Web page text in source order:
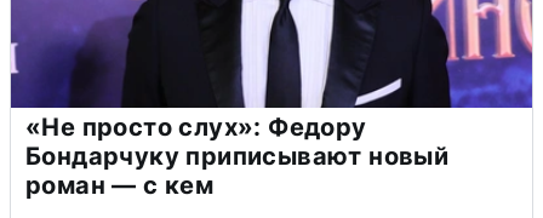
«Не просто слух»: Федору
Бондарчуку приписывают новый
роман — с кем